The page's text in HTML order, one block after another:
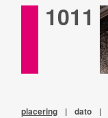
1011
placering | dato |